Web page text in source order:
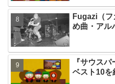
Fugazi（
め曲・アル
『サウス
ベスト10を